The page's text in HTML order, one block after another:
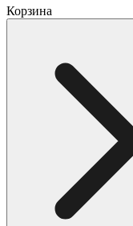
Корзина